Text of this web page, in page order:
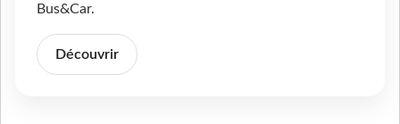
Bus&Car.
Découvrir